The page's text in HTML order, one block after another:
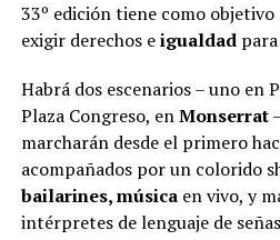
33º edición tiene como
exigir derechos eigualdadpara
Habrá dos escenarios – uno en
Plaza Congreso, enMonserrat
marcharán desde el primero
acompañados por un colorido
bailarines, música en vivo, y
intérpretes de lenguaje de